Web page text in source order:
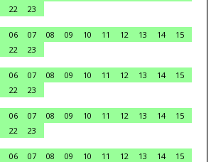
22
23
06 07 08 09 10 11 12 13 14
15
22
23
06 07 08 09 10 11 12 13 14
15
22
23
06 07 08 09 10 11 12 13 14
15
22
23
06 07 08 09 10 11 12 13 14
15